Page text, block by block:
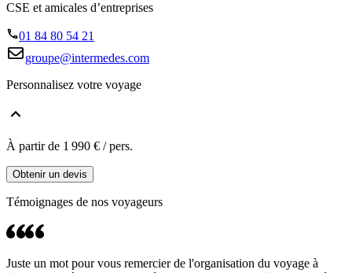
CSE et amicales d’entreprises
01 84 80 54 21
groupe@intermedes.com
Personnalisez votre voyage
À partir de 1 990 € / pers.
Obtenir un devis
Témoignages de nos voyageurs
Juste un mot pour vous remercier de l'organisation du voyage à